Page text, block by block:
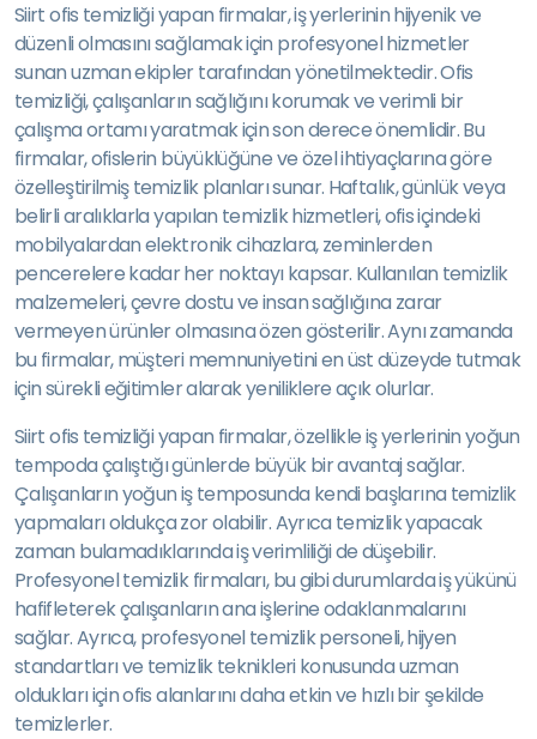
Siirt ofis temizliği yapan firmalar, iş yerlerinin hijyenik ve
düzenli olmasını sağlamak için profesyonel hizmetler
sunan uzman ekipler tarafından yönetilmektedir. Ofis
temizliği, çalışanların sağlığını korumak ve verimli bir
çalışma ortamı yaratmak için son derece önemlidir. Bu
firmalar, ofislerin büyüklüğüne ve özel ihtiyaçlarına göre
özelleştirilmiş temizlik planları sunar. Haftalık, günlük veya
belirli aralıklarla yapılan temizlik hizmetleri, ofis içindeki
mobilyalardan elektronik cihazlara, zeminlerden
pencerelere kadar her noktayı kapsar. Kullanılan temizlik
malzemeleri, çevre dostu ve insan sağlığına zarar
vermeyen ürünler olmasına özen gösterilir. Aynı zamanda
bu firmalar, müşteri memnuniyetini en üst düzeyde tutmak
için sürekli eğitimler alarak yeniliklere açık olurlar.
Siirt ofis temizliği yapan firmalar, özellikle iş yerlerinin yoğun
tempoda çalıştığı günlerde büyük bir avantaj sağlar.
Çalışanların yoğun iş temposunda kendi başlarına temizlik
yapmaları oldukça zor olabilir. Ayrıca temizlik yapacak
zaman bulamadıklarında iş verimliliği de düşebilir.
Profesyonel temizlik firmaları, bu gibi durumlarda iş yükünü
hafifleterek çalışanların ana işlerine odaklanmalarını
sağlar. Ayrıca, profesyonel temizlik personeli, hijyen
standartları ve temizlik teknikleri konusunda uzman
oldukları için ofis alanlarını daha etkin ve hızlı bir şekilde
temizlerler.